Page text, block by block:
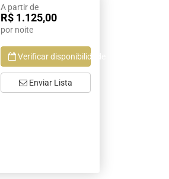
A partir de
R$ 1.125,00
por noite
Verificar disponibilidade
Enviar Lista